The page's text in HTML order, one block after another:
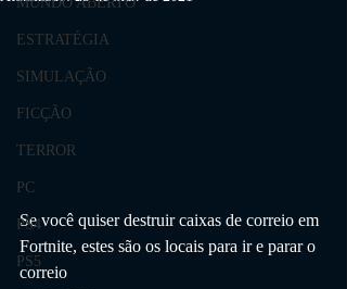
ESTRATÉGIA
SIMULAÇÃO
FICÇÃO
TERROR
PC
PS4
PS5
Se você quiser destruir caixas de correio em
Fortnite, estes são os locais para ir e parar o
correio